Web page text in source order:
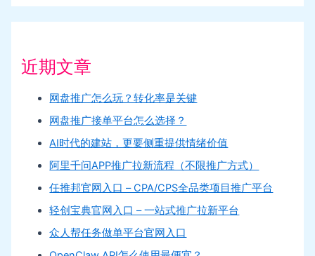
近期文章
网盘推广怎么玩？转化率是关键
网盘推广接单平台怎么选择？
AI时代的建站，更要侧重提供情绪价值
阿里千问APP推广拉新流程（不限推广方式）
任推邦官网入口 – CPA/CPS全品类项目推广平台
轻创宝典官网入口 – 一站式推广拉新平台
众人帮任务做单平台官网入口